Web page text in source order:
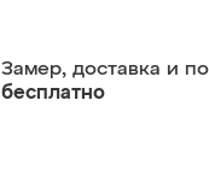
Замер, доставка и
бесплатно